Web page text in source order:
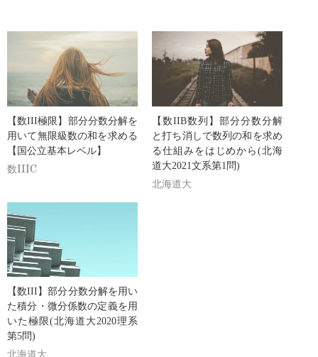
【数III極限】部分分数分解を
用いて無限級数の和を求める
【国公立基本レベル】
数IIIC
【数IIB数列】部分分数分解
と打ち消しで数列の和を求め
る仕組みをはじめから(北海
道大2021文系第1問)
北海道大
【数III】部分分数分解を用い
た積分・微分係数の定義を用
いた極限(北海道大2020理系
第5問)
北海道大